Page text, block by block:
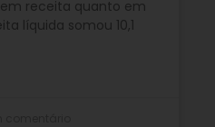
receita quanto em
líquida somou 10,1